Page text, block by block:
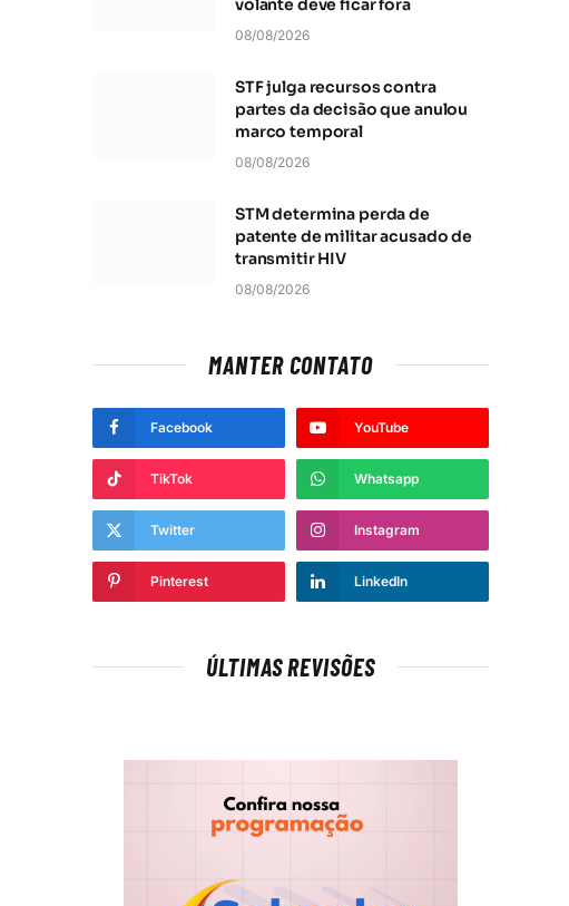
volante deve ficar fora
08/08/2026
STF julga recursos contra
partes da decisão que anulou
marco temporal
08/08/2026
STM determina perda de
patente de militar acusado de
transmitir HIV
08/08/2026
MANTER CONTATO
Facebook YouTube
TikTok Whatsapp
Twitter Instagram
Pinterest LinkedIn
ÚLTIMAS REVISÕES